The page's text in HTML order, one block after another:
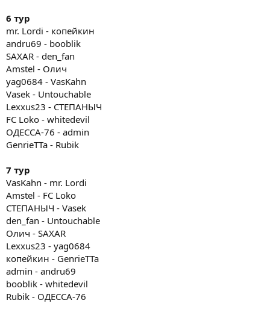
6 тур
mr. Lordi - копейкин
andru69 - booblik
SAXAR - den_fan
Amstel - Олич
yag0684 - VasKahn
Vasek - Untouchable
Lexxus23 - СТЕПАНЫЧ
FC Loko - whitedevil
ОДЕССА-76 - admin
GenrieTTa - Rubik
7 тур
VasKahn - mr. Lordi
Amstel - FC Loko
СТЕПАНЫЧ - Vasek
den_fan - Untouchable
Олич - SAXAR
Lexxus23 - yag0684
копейкин - GenrieTTa
admin - andru69
booblik - whitedevil
Rubik - ОДЕССА-76